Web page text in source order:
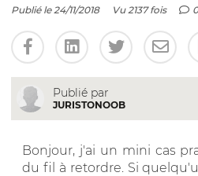
Publié le 24/11/2018 Vu 2137 fois
Publié par
JURISTONOOB
Bonjour, j'ai un mini cas
du fil à retordre. Si